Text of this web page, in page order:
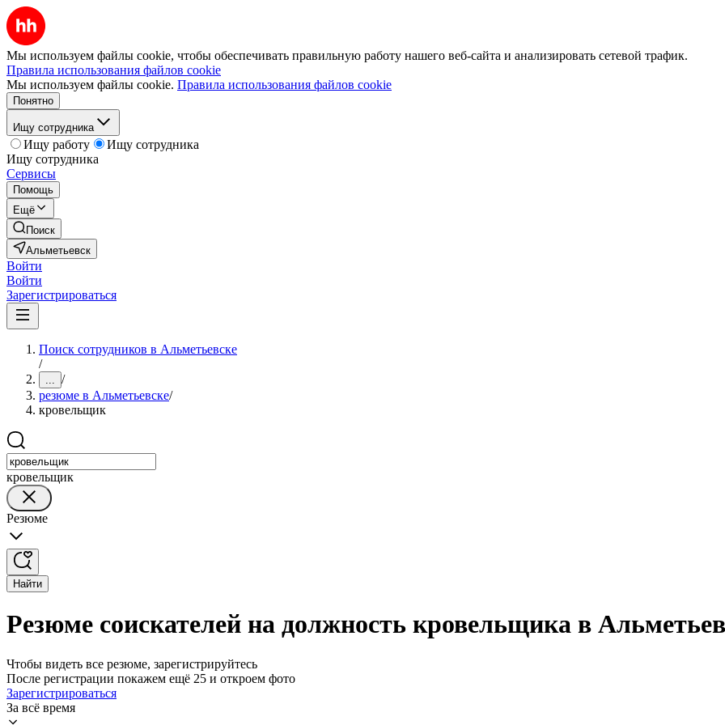
Мы используем файлы cookie, чтобы обеспечивать правильную работу нашего веб-сайта и анализировать сетевой трафик.
Правила использования файлов cookie
Мы используем файлы cookie. Правила использования файлов cookie
Понятно
Ищу сотрудника
Ищу работу
Ищу сотрудника
Ищу сотрудника
Сервисы
Помощь
Ещё
Поиск
Альметьевск
Войти
Войти
Зарегистрироваться
Поиск сотрудников в Альметьевске
/
... /
резюме в Альметьевске/
кровельщик
кровельщик
Резюме
Найти
Резюме соискателей на должность кровельщика в
Чтобы видеть все резюме, зарегистрируйтесь
После регистрации покажем ещё 25 и откроем фото
Зарегистрироваться
За всё время